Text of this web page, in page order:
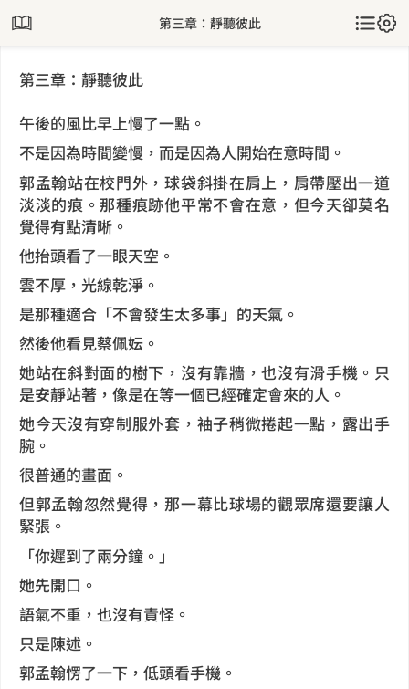
第三章：靜聽彼此
第三章：靜聽彼此
午後的風比早上慢了一點。
不是因為時間變慢，而是因為人開始在意時間。
郭孟翰站在校門外，球袋斜掛在肩上，肩帶壓出一道
淡淡的痕。那種痕跡他平常不會在意，但今天卻莫名
覺得有點清晰。
他抬頭看了一眼天空。
雲不厚，光線乾淨。
是那種適合「不會發生太多事」的天氣。
然後他看見蔡佩妘。
她站在斜對面的樹下，沒有靠牆，也沒有滑手機。只
是安靜站著，像是在等一個已經確定會來的人。
她今天沒有穿制服外套，袖子稍微捲起一點，露出手
腕。
很普通的畫面。
但郭孟翰忽然覺得，那一幕比球場的觀眾席還要讓人
緊張。
「你遲到了兩分鐘。」
她先開口。
語氣不重，也沒有責怪。
只是陳述。
郭孟翰愣了一下，低頭看手機。